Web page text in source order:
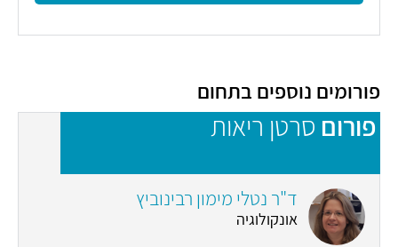
פורומים נוספים בתחום
פורום סרטן ריאות
ד"ר נטלי מימון רבינוביץ
אונקולוגיה